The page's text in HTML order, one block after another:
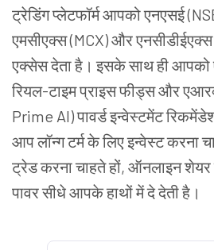
ट्रेडिंग प्लेटफॉर्म आपको एनएसई
एमसीएक्स (MCX) और
एक्सेस देता है। इसके साथ ही आपको
रियल-टाइम प्राइस फीड्स और
Prime AI) पावर्ड इन्वेस्टमेंट
आप लॉन्ग टर्म के लिए इन्वेस्ट करना
ट्रेड करना चाहते हों, ऑनलाइन शेयर
पावर सीधे आपके हाथों में दे देती है।